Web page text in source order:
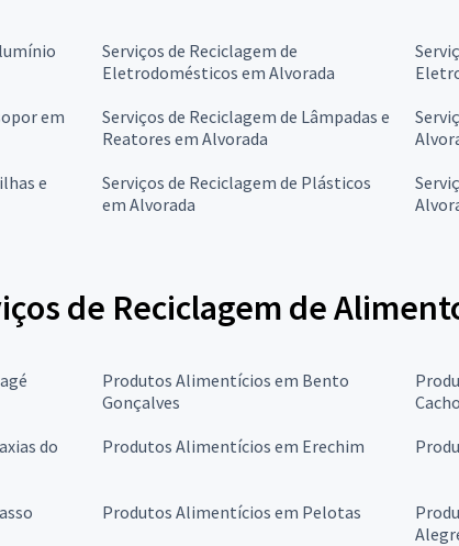
Serviços de Reciclagem de
Eletrodomésticos em Alvorada
em
Serviços de Reciclagem de Lâmpadas e
Reatores em Alvorada
e
Serviços de Reciclagem de Plásticos
em Alvorada
de Reciclagem de
Produtos Alimentícios em Bento
Gonçalves
do
Produtos Alimentícios em Erechim
Produtos Alimentícios em Pelotas